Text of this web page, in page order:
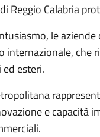
Reggio Calabria
le
internazionale, che
esteri.
e capacità